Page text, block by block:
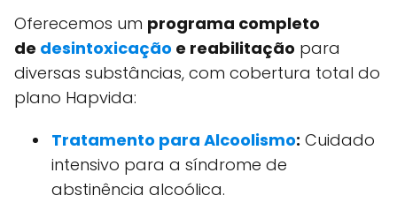
Oferecemos um programa completo
de desintoxicação e reabilitação para
diversas substâncias, com cobertura total do
plano Hapvida:
Tratamento para Alcoolismo: Cuidado
intensivo para a síndrome de
abstinência alcoólica.